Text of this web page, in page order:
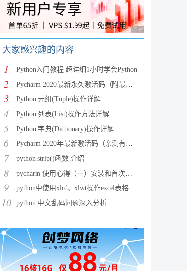
广告 商业广告，理性
大家感兴趣的内容
1 Python入门教程 超详细1小时学会Python
2 Pycharm 2020最新永久激活码（附最新激活码和插件
3 Python 元组(Tuple)操作详解
4 Python 列表(List)操作方法详解
5 Python 字典(Dictionary)操作详解
6 Pycharm 2020年最新激活码（亲测有效）
7 python strip()函数 介绍
8 pycharm 使用心得（一）安装和首次使用
9 python中使用xlrd、xlwt操作excel表格详解
10 python 中文乱码问题深入分析